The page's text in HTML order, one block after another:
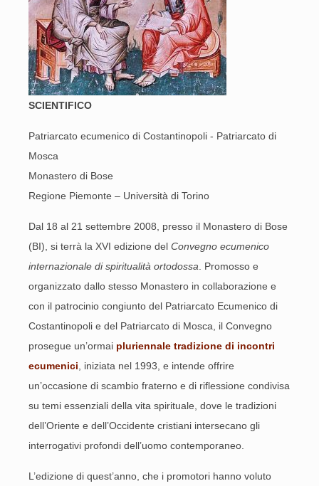
SCIENTIFICO
Patriarcato ecumenico di Costantinopoli - Patriarcato di
Mosca
Monastero di Bose
Regione Piemonte – Università di Torino
Dal 18 al 21 settembre 2008, presso il Monastero di Bose
(BI), si terrà la XVI edizione del Convegno ecumenico
internazionale di spiritualità ortodossa . Promosso e
organizzato dallo stesso Monastero in collaborazione e
con il patrocinio congiunto del Patriarcato Ecumenico di
Costantinopoli e del Patriarcato di Mosca, il Convegno
prosegue un’ormai pluriennale tradizione di incontri
ecumenici , iniziata nel 1993, e intende offrire
un’occasione di scambio fraterno e di riflessione condivisa
su temi essenziali della vita spirituale, dove le tradizioni
dell’Oriente e dell’Occidente cristiani intersecano gli
interrogativi profondi dell’uomo contemporaneo.
L’edizione di quest’anno, che i promotori hanno voluto